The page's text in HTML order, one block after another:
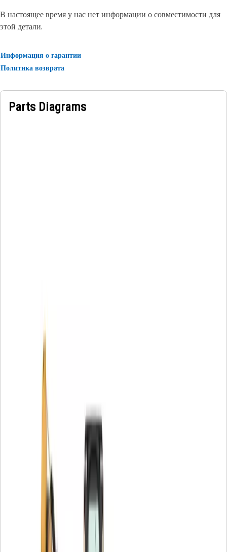
В настоящее время у нас нет информации о совместимости для
этой детали.
Информация о гарантии
Политика возврата
Parts Diagrams